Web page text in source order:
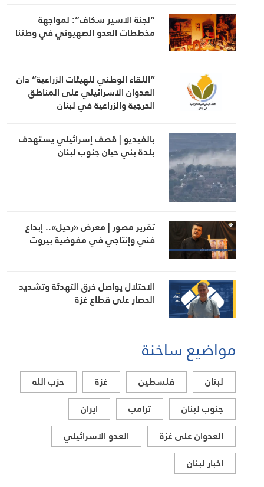
“لجنة الاسير سكاف”: لمواجهة
مخططات العدو الصهيوني في وطننا
“اللقاء الوطني للهيئات الزراعية” دان
العدوان الاسرائيلي على المناطق
الحرجية والزراعية في لبنان
بالفيديو | قصف إسرائيلي يستهدف
بلدة بني حيان جنوب لبنان
تقرير مصور | معرض «رحيل».. إبداع
فني وإنتاجي في مفوضية بيروت
الاحتلال يواصل خرق التهدئة وتشديد
الحصار على قطاع غزة
مواضيع ساخنة
لبنان فلسطين غزة
حزب الله
جنوب لبنان
ترامب
ايران
العدوان على غزة
العدو الاسرائيلي
اخبار لبنان